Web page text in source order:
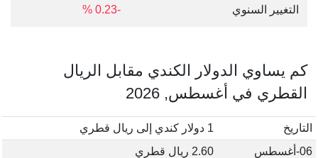
التغيير السنوي -0.23 %
كم يساوي الدولار الكندي مقابل الريال
القطري في أغسطس, 2026
التاريخ
1 دولار كندي إلى ريال قطري
06-أغسطس
2.60 ريال قطري